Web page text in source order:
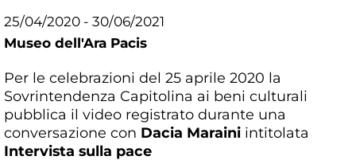
25/04/2020 - 30/06/2021
Museo dell'Ara Pacis
Per le celebrazioni del 25 aprile 2020 la
Sovrintendenza Capitolina ai beni culturali
pubblica il video registrato durante una
conversazione con Dacia Maraini intitolata
Intervista sulla pace